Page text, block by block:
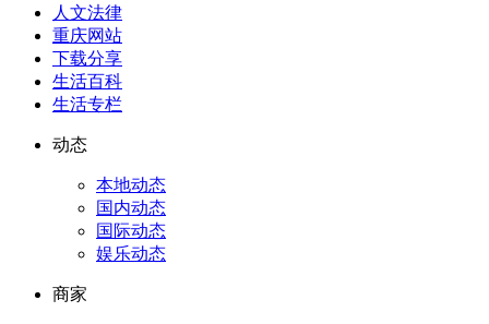
人文法律
重庆网站
下载分享
生活百科
生活专栏
动态
本地动态
国内动态
国际动态
娱乐动态
商家